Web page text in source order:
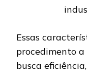
Essas
procedimento
busca